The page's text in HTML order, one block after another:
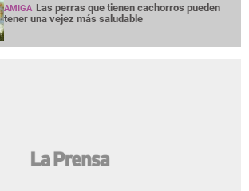
AMIGA Las perras que tienen cachorros pueden
tener una vejez más saludable